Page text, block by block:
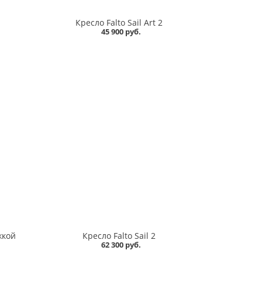
Кресло Falto Sail Art 2
45 900 руб.
Кресло Falto Sail 2
62 300 руб.